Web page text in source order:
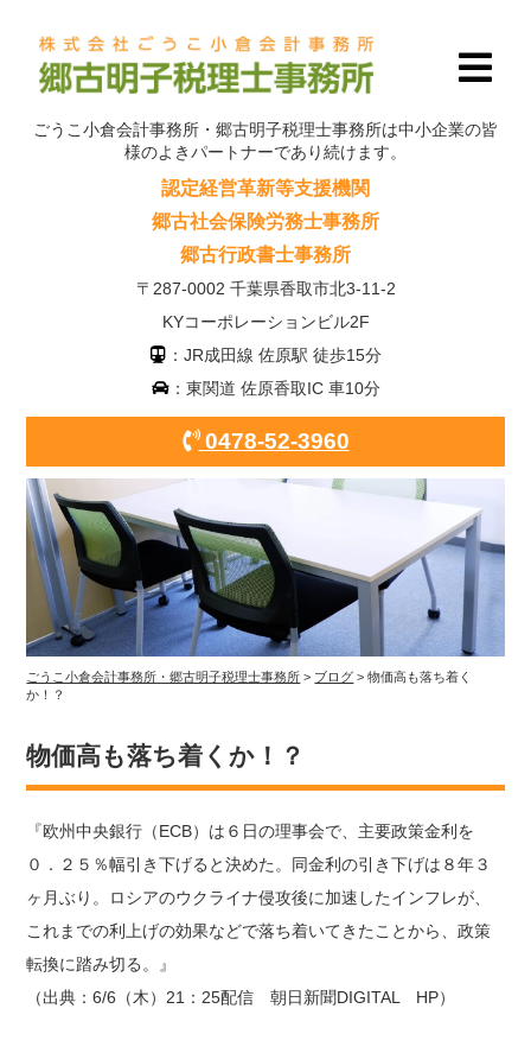
ごうこ小倉会計事務所・郷古明子税理士事務所は中小企業の皆
様のよきパートナーであり続けます。
認定経営革新等支援機関
郷古社会保険労務士事務所
郷古行政書士事務所
〒287-0002 千葉県香取市北3-11-2
KYコーポレーションビル2F
：JR成田線 佐原駅 徒歩15分
：東関道 佐原香取IC 車10分
0478-52-3960
ごうこ小倉会計事務所・郷古明子税理士事務所 > ブログ >物価高も落ち着く
か！？
物価高も落ち着くか！？
『欧州中央銀行（ECB）は６日の理事会で、主要政策金利を
０．２５％幅引き下げると決めた。同金利の引き下げは８年３
ヶ月ぶり。ロシアのウクライナ侵攻後に加速したインフレが、
これまでの利上げの効果などで落ち着いてきたことから、政策
転換に踏み切る。』
（出典：6/6（木）21：25配信 朝日新聞DIGITAL HP）